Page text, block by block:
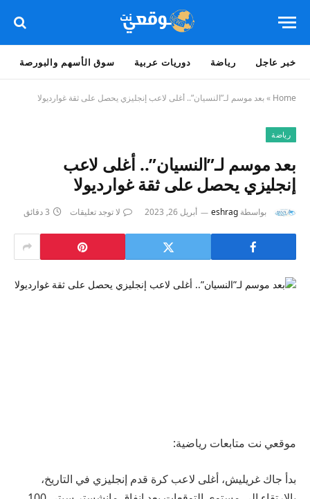
خبر عاجل رياضة دوريات عربية سوق الأسهم والبورصة
Home
»بعد موسم لـ”النسيان”.. أغلى لاعب إنجليزي يحصل على ثقة غوارديولا
رياضة
بعد موسم لـ”النسيان”.. أغلى لاعب
إنجليزي يحصل على ثقة غوارديولا
بواسطة eshrag أبريل 26, 2023 لا توجد تعليقات 3 دقائق
موقعي نت متابعات رياضية:
بدأ جاك غريليش، أغلى لاعب كرة قدم إنجليزي في التاريخ،